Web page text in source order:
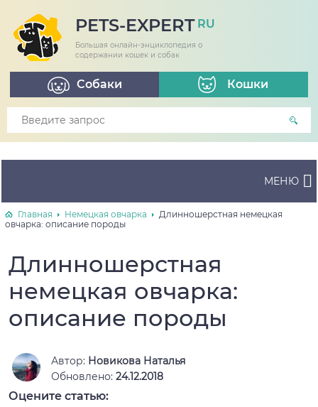
PETS-EXPERT RU
Большая онлайн-энциклопедия о
содержании кошек и собак
Собаки Кошки
МЕНЮ
Главная Немецкая овчарка
Длинношерстная немецкая
овчарка: описание породы
Длинношерстная
немецкая овчарка:
описание породы
Автор: Новикова Наталья
Обновлено: 24.12.2018
Оцените статью: